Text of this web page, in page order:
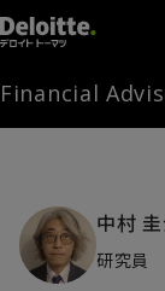
Home
Times
Channel
Library
お問い合わせ
Financial
中村
研究員